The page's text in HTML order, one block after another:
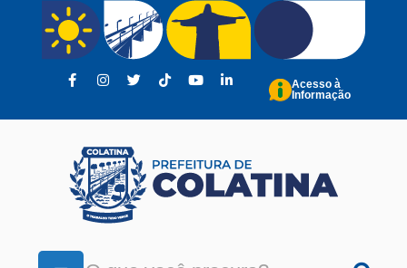
Pular para o conteúdo principal
Acesso à
Informação